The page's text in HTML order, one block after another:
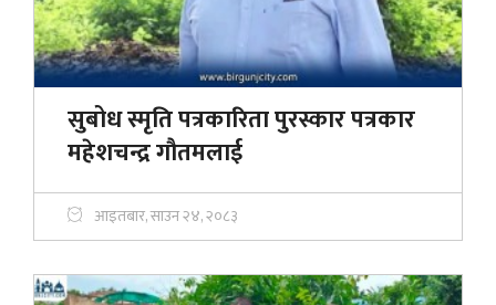
सुबोध स्मृति पत्रकारिता पुरस्कार पत्रकार
महेशचन्द्र गौतमलाई
आइतबार, साउन २४, २०८३